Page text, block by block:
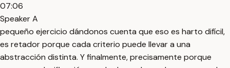
07:06
Speaker A
pequeño ejercicio dándonos cuenta que eso es harto difícil,
es retador porque cada criterio puede llevar a una
abstracción distinta. Y finalmente, precisamente porque